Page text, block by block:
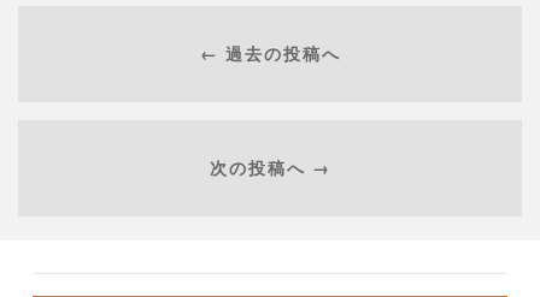
← 過去の投稿へ
次の投稿へ →